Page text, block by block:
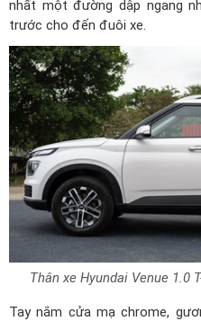
nhất một đường dập ngang
trước cho đến đuôi xe.
Thân xe Hyundai Venue 1.0
Tay nắm cửa mạ chrome,